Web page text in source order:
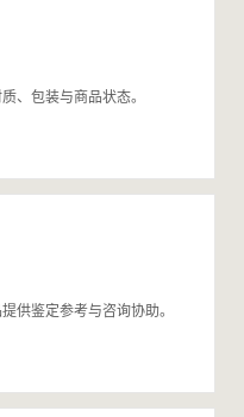
、包装与商品状态。
供鉴定参考与咨询协助。